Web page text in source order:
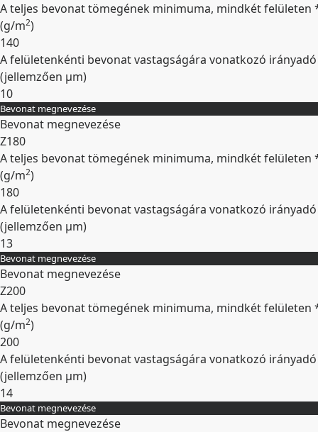
A teljes bevonat tömegének minimuma, mindkét felületen
(g/m2)
140
A felületenkénti bevonat vastagságára vonatkozó
(jellemzően µm)
10
Kibontás
Bevonat megnevezése
Bevonat megnevezése
Z180
A teljes bevonat tömegének minimuma, mindkét felületen
(g/m2)
180
A felületenkénti bevonat vastagságára vonatkozó
(jellemzően µm)
13
Kibontás
Bevonat megnevezése
Bevonat megnevezése
Z200
A teljes bevonat tömegének minimuma, mindkét felületen
(g/m2)
200
A felületenkénti bevonat vastagságára vonatkozó
(jellemzően µm)
14
Kibontás
Bevonat megnevezése
Bevonat megnevezése